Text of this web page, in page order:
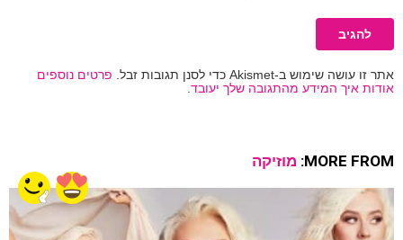
אתר זו עושה שימוש ב-Akismet כדי לסנן תגובות זבל.
פרטים נוספים
אודות איך המידע מהתגובה שלך יעובד
MORE FROM: מוזיקה